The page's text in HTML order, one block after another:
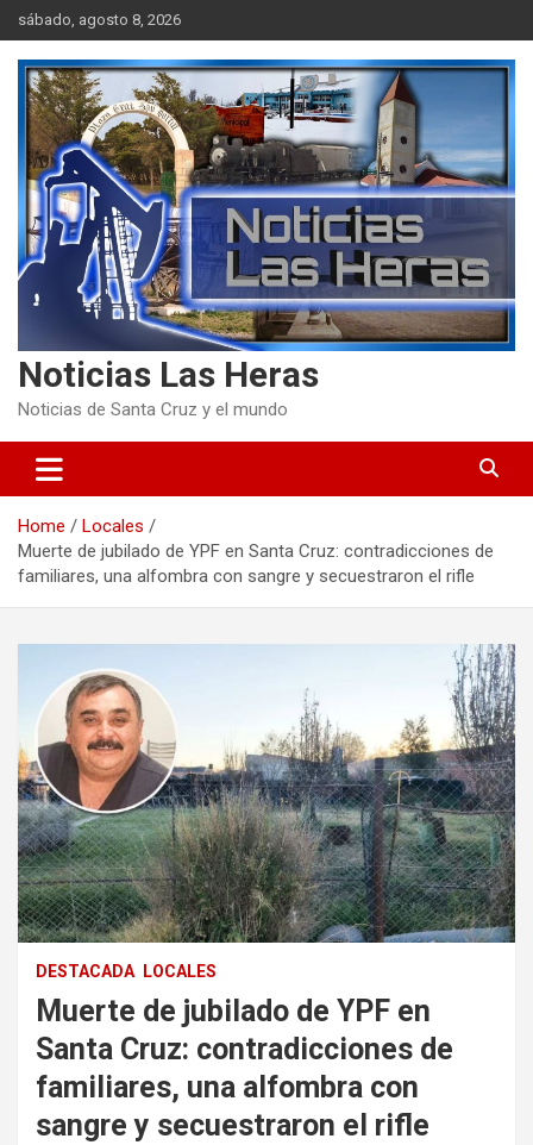
Skip
to
content
sábado, agosto 8, 2026
Noticias Las Heras
Noticias de Santa Cruz y el mundo
Home
Locales
Muerte de jubilado de YPF en Santa Cruz: contradicciones de
familiares, una alfombra con sangre y secuestraron el rifle
DESTACADA LOCALES
Muerte de jubilado de YPF en
Santa Cruz: contradicciones de
familiares, una alfombra con
sangre y secuestraron el rifle